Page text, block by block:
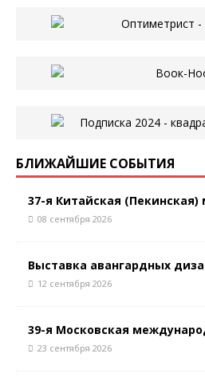
БЛИЖАЙШИЕ СОБЫТИЯ
37-я Китайская
08 сентября 2026
Выставка авангардных
12 сентября 2026
39-я Московская
23 сентября 2026